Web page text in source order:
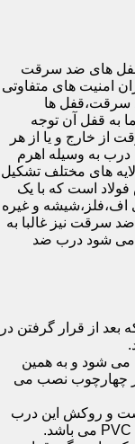
های ضد سرقت
امنیت های متفاوتی
سرقت،قفل ها
به قفل آن توجه
از خارج و یا از هر
به وسیله اهرم
های مختلف تشکیل
است که با یک
اف،فلز،شیشه و غیره
سرقت نیز غالبا به
می شود درب ضد
از قرار گرفتن در
می شود و به همین
چهارچوب نصب می
و روکش این درب